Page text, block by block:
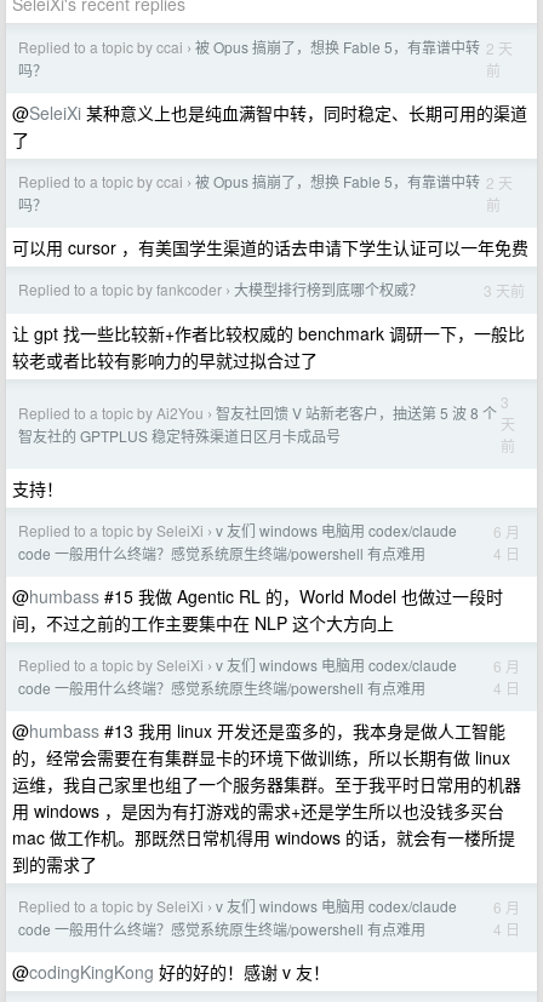
Replied to a topic by ccai › 被 Opus 搞崩了，想换 Fable 5，有靠谱中转
吗？
2 天
前
@SeleiXi 某种意义上也是纯血满智中转，同时稳定、长期可用的渠道
了
Replied to a topic by ccai › 被 Opus 搞崩了，想换 Fable 5，有靠谱中转
吗？
2 天
前
可以用 cursor ，有美国学生渠道的话去申请下学生认证可以一年免费
Replied to a topic by fankcoder › 大模型排行榜到底哪个权威？ 3 天前
让 gpt 找一些比较新+作者比较权威的 benchmark 调研一下，一般比
较老或者比较有影响力的早就过拟合过了
Replied to a topic by Ai2You › 智友社回馈 V 站新老客户，抽送第 5 波 8 个
智友社的 GPTPLUS 稳定特殊渠道日区月卡成品号
3
天
前
支持！
Replied to a topic by SeleiXi › v 友们 windows 电脑用 codex/claude
code 一般用什么终端？感觉系统原生终端/powershell 有点难用
6 月
4 日
@humbass #15 我做 Agentic RL 的，World Model 也做过一段时
间，不过之前的工作主要集中在 NLP 这个大方向上
Replied to a topic by SeleiXi › v 友们 windows 电脑用 codex/claude
code 一般用什么终端？感觉系统原生终端/powershell 有点难用
6 月
4 日
@humbass #13 我用 linux 开发还是蛮多的，我本身是做人工智能
的，经常会需要在有集群显卡的环境下做训练，所以长期有做 linux
运维，我自己家里也组了一个服务器集群。至于我平时日常用的机器
用 windows ，是因为有打游戏的需求+还是学生所以也没钱多买台
mac 做工作机。那既然日常机得用 windows 的话，就会有一楼所提
到的需求了
Replied to a topic by SeleiXi › v 友们 windows 电脑用 codex/claude
code 一般用什么终端？感觉系统原生终端/powershell 有点难用
6 月
4 日
@codingKingKong 好的好的！感谢 v 友！